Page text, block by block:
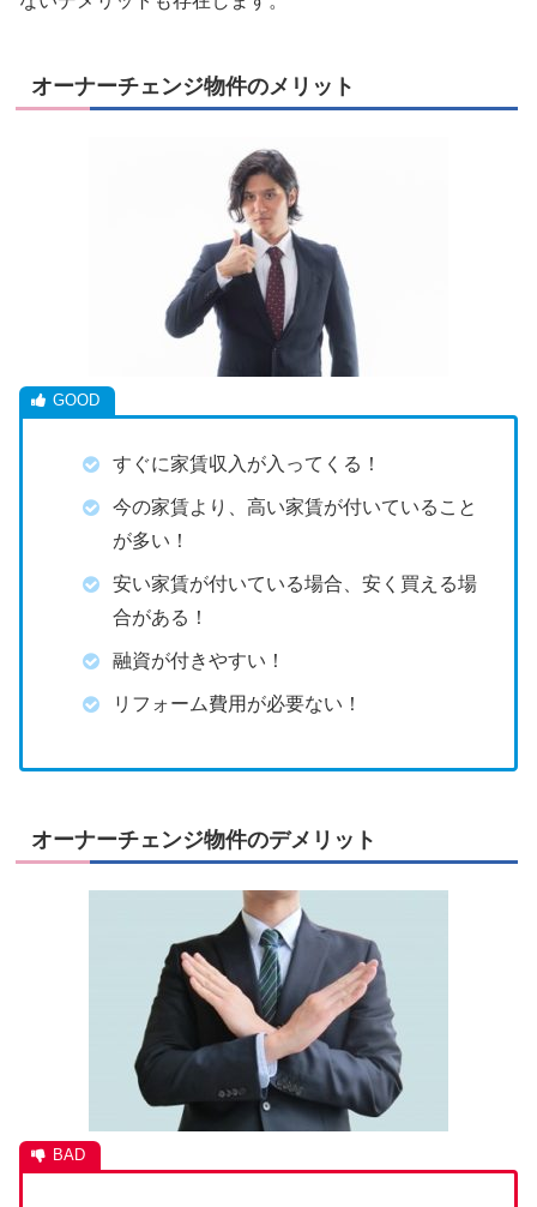
オーナーチェンジ物件のメリット
すぐに家賃収入が入ってくる！
今の家賃より、高い家賃が付いていること
が多い！
安い家賃が付いている場合、安く買える場
合がある！
融資が付きやすい！
リフォーム費用が必要ない！
オーナーチェンジ物件のデメリット